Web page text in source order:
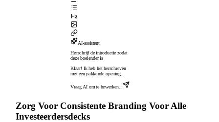
AI-assistent
Herschrijf de introductie zodat
deze boeiender is
Klaar! Ik heb het herschreven
met een pakkende opening.
Vraag AI om te bewerken...
Zorg Voor Consistente Branding Voor Alle
Investeerdersdecks